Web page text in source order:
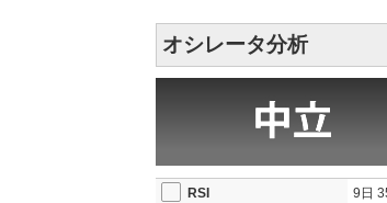
オシレータ分析
RSI 9日